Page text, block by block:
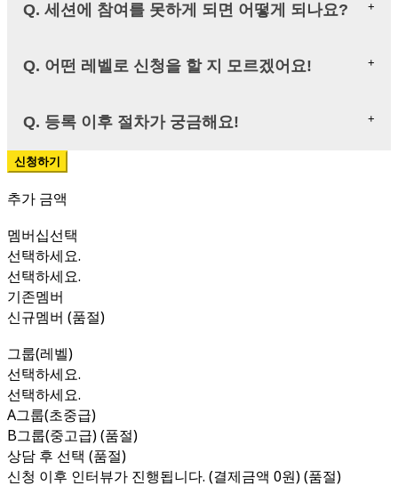
Q. 세션에 참여를 못하게 되면 어떻게 되나요?
Q. 어떤 레벨로 신청을 할 지 모르겠어요!
Q. 등록 이후 절차가 궁금해요!
추가 금액
멤버십선택
선택하세요.
선택하세요.
기존멤버
신규멤버 (품절)
그룹(레벨)
선택하세요.
선택하세요.
A그룹(초중급)
B그룹(중고급) (품절)
상담 후 선택 (품절)
신청 이후 인터뷰가 진행됩니다. (결제금액 0원) (품절)